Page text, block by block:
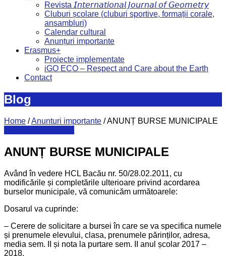
Revista 𝘐𝘯𝘵𝘦𝘳𝘯𝘢𝘵𝘪𝘰𝘯𝘢𝘭 𝘑𝘰𝘶𝘳𝘯𝘢𝘭 𝘰𝘧 𝘎𝘦𝘰𝘮𝘦𝘵𝘳𝘺
Cluburi școlare (cluburi sportive, formații corale,
ansambluri)
Calendar cultural
Anunțuri importante
Erasmus+
Proiecte implementate
iGO ECO – Respect and Care about the Earth
Contact
Blog
Home /Anunturi importante /ANUNȚ BURSE MUNICIPALE
ANUNȚ BURSE MUNICIPALE
Având în vedere HCL Bacău nr. 50/28.02.2011, cu
modificările și completările ulterioare privind acordarea
burselor municipale, vă comunicăm următoarele:
Dosarul va cuprinde:
– Cerere de solicitare a bursei în care se va specifica numele
și prenumele elevului, clasa, prenumele părinților, adresa,
media sem. II și nota la purtare sem. II anul școlar 2017 –
2018.